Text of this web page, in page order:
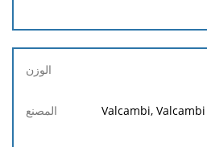
Valcambi,